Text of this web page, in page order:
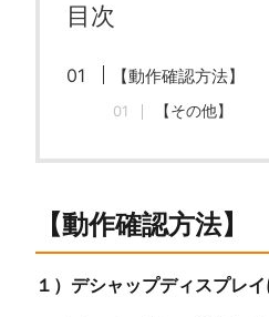
目次
【動作確認方法】
【その他】
【動作確認方法】
１）デシャップディスプレ